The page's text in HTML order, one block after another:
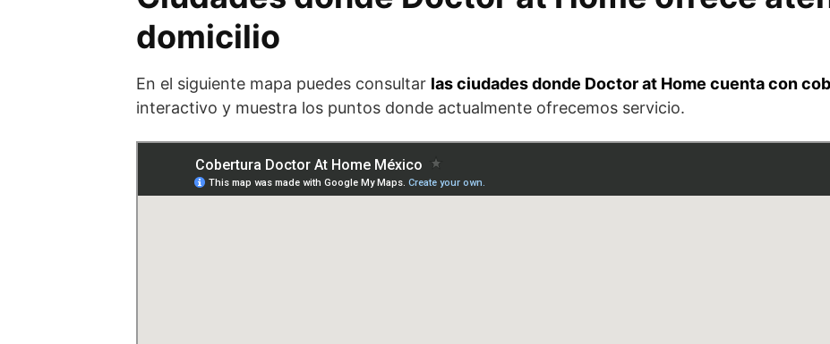
domicilio
En el siguiente mapa puedes consultar las ciudades donde Doctor at Home cuenta con
interactivo y muestra los puntos donde actualmente ofrecemos servicio.